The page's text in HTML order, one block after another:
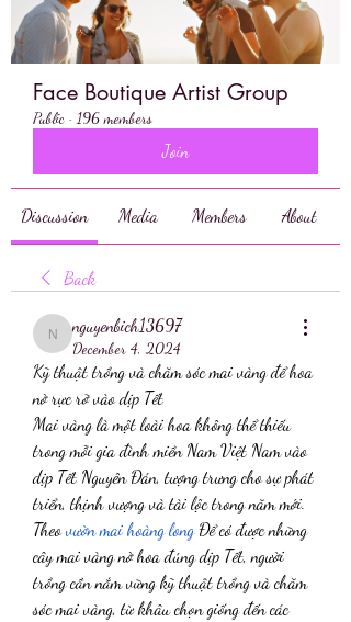
Face Boutique Artist Group
Public · 196 members
Join
Discussion Media Members About
Back
nguyenbich13697
nguyenbich13697
December 4, 2024
Kỹ thuật trồng và chăm sóc mai vàng để hoa
nở rực rỡ vào dịp Tết
Mai vàng là một loài hoa không thể thiếu
trong mỗi gia đình miền Nam Việt Nam vào
dịp Tết Nguyên Đán, tượng trưng cho sự phát
triển, thịnh vượng và tài lộc trong năm mới.
Theo vườn mai hoàng long Để có được những
cây mai vàng nở hoa đúng dịp Tết, người
trồng cần nắm vững kỹ thuật trồng và chăm
sóc mai vàng, từ khâu chọn giống đến các